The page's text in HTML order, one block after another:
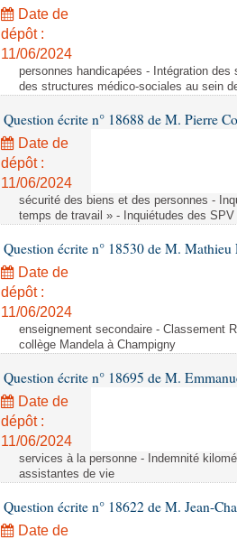
Date de
dépôt :
11/06/2024
personnes handicapées - Intégration
des structures médico-sociales au sein
Question écrite n° 18688 de M. Pierre
Date de
dépôt :
11/06/2024
sécurité des biens et des personnes -
temps de travail » - Inquiétudes des
Question écrite n° 18530 de M. Mathieu
Date de
dépôt :
11/06/2024
enseignement secondaire - Classement
collège Mandela à Champigny
Question écrite n° 18695 de M.
Date de
dépôt :
11/06/2024
services à la personne - Indemnité
assistantes de vie
Question écrite n° 18622 de M. Jean-
Date de